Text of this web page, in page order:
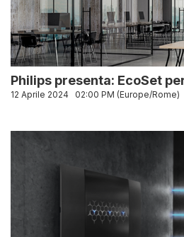
Philips presenta: EcoSet
12 Aprile 2024 02:00 PM (Europe/Rome)